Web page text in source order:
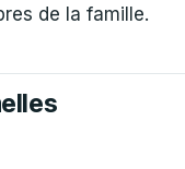
de la famille.